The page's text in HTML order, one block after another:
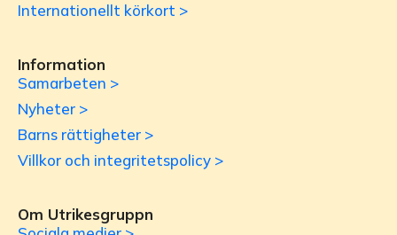
Internationellt körkort >
Information
Samarbeten >
Nyheter >
Barns rättigheter >
Villkor och integritetspolicy >
Om Utrikesgruppn